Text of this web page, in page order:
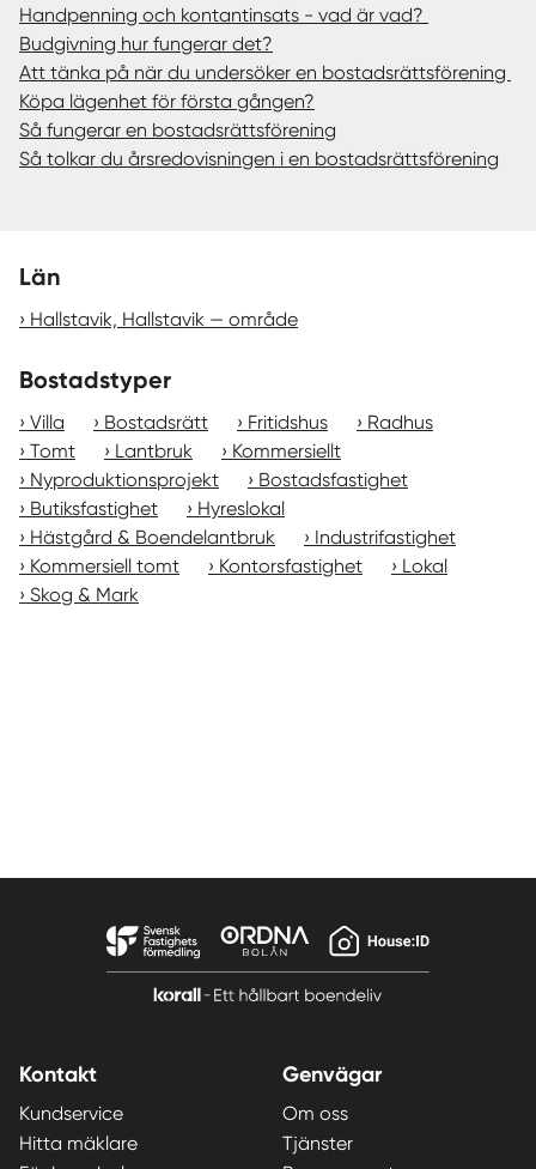
Handpenning och kontantinsats - vad är vad?
Budgivning hur fungerar det?
Att tänka på när du undersöker en bostadsrättsförening
Köpa lägenhet för första gången?
Så fungerar en bostadsrättsförening
Så tolkar du årsredovisningen i en bostadsrättsförening
Län
Hallstavik, Hallstavik — område
Bostadstyper
Villa Bostadsrätt Fritidshus
Radhus
Tomt
Lantbruk
Kommersiellt
Nyproduktionsprojekt
Bostadsfastighet
Butiksfastighet
Hyreslokal
Hästgård & Boendelantbruk
Industrifastighet
Kommersiell tomt
Kontorsfastighet
Lokal
Skog & Mark
Kontakt
Kundservice
Hitta mäklare
Genvägar
Om oss
Tjänster